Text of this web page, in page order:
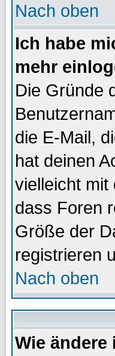
Nach oben
Ich habe
mehr
Die Gründe
die E-Mail,
hat deinen
vielleicht mit
dass Foren
Größe der
registrieren
Nach oben
Wie